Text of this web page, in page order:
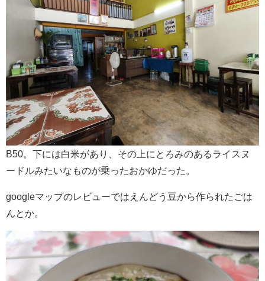
B50。下には白米があり、その上にとろみのあるライスヌ
ードルみたいなものが乗ったおかゆだった。
googleマップのレビューではえんどう豆から作られたごは
んとか。